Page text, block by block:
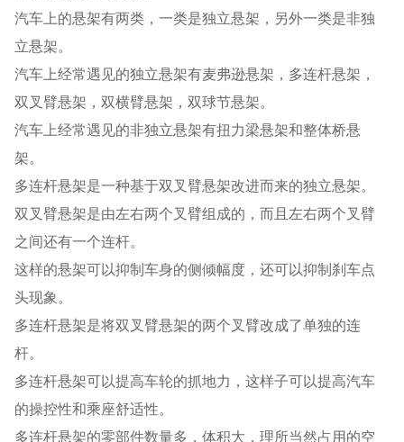
汽车上的悬架有两类，一类是独立悬架，另外一类是非独
立悬架。
汽车上经常遇见的独立悬架有麦弗逊悬架，多连杆悬架，
双叉臂悬架，双横臂悬架，双球节悬架。
汽车上经常遇见的非独立悬架有扭力梁悬架和整体桥悬
架。
多连杆悬架是一种基于双叉臂悬架改进而来的独立悬架。
双叉臂悬架是由左右两个叉臂组成的，而且左右两个叉臂
之间还有一个连杆。
这样的悬架可以抑制车身的侧倾幅度，还可以抑制刹车点
头现象。
多连杆悬架是将双叉臂悬架的两个叉臂改成了单独的连
杆。
多连杆悬架可以提高车轮的抓地力，这样子可以提高汽车
的操控性和乘座舒适性。
多连杆悬架的零部件数量多，体积大，理所当然占用的空